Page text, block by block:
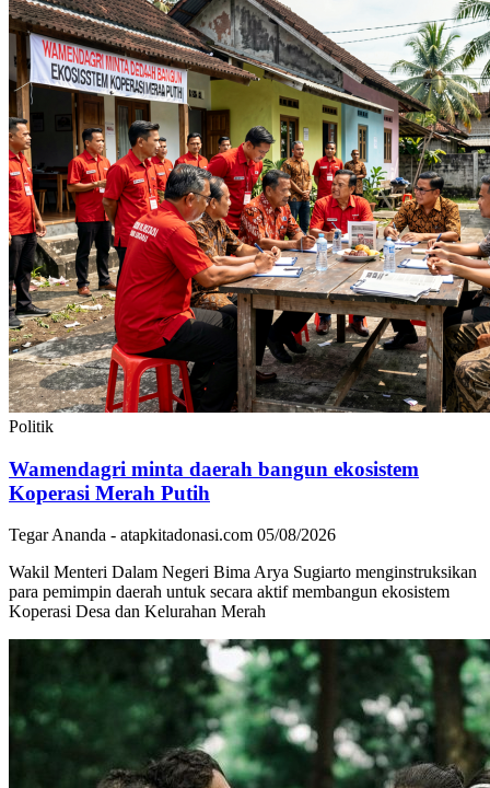
Politik
Wamendagri minta daerah bangun ekosistem
Koperasi Merah Putih
Tegar Ananda - atapkitadonasi.com 05/08/2026
Wakil Menteri Dalam Negeri Bima Arya Sugiarto menginstruksikan
para pemimpin daerah untuk secara aktif membangun ekosistem
Koperasi Desa dan Kelurahan Merah